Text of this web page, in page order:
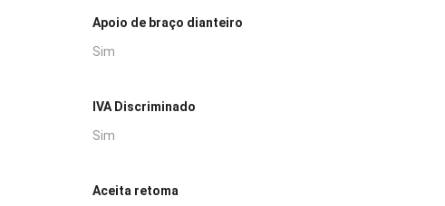
Apoio de braço dianteiro
Sim
IVA Discriminado
Sim
Aceita retoma